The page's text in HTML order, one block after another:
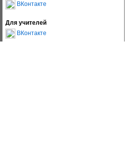
ВКонтакте
Для учителей
ВКонтакте